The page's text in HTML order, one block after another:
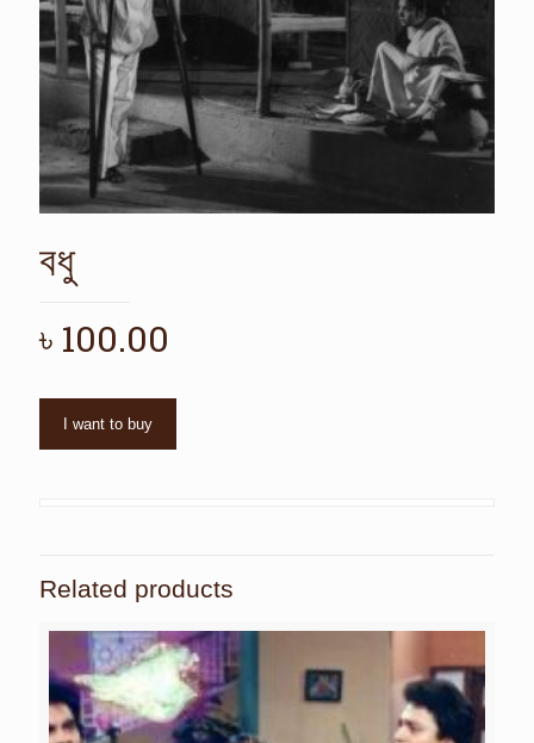
বধু
৳ 100.00
I want to buy
Related products